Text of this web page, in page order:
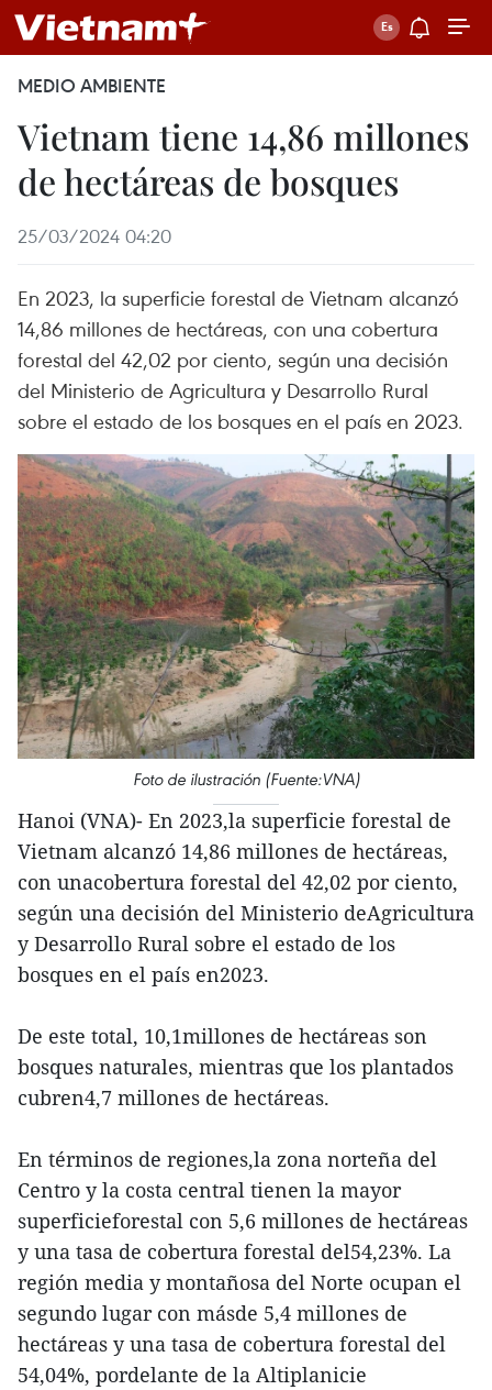
MEDIO AMBIENTE
Vietnam tiene 14,86 millones
de hectáreas de bosques
25/03/2024 04:20
En 2023, la superficie forestal de Vietnam alcanzó
14,86 millones de hectáreas, con una cobertura
forestal del 42,02 por ciento, según una decisión
del Ministerio de Agricultura y Desarrollo Rural
sobre el estado de los bosques en el país en 2023.
Foto de ilustración (Fuente:VNA)
Hanoi (VNA)- En 2023,la superficie forestal de
Vietnam alcanzó 14,86 millones de hectáreas,
con unacobertura forestal del 42,02 por ciento,
según una decisión del Ministerio deAgricultura
y Desarrollo Rural sobre el estado de los
bosques en el país en2023.
De este total, 10,1millones de hectáreas son
bosques naturales, mientras que los plantados
cubren4,7 millones de hectáreas.
En términos de regiones,la zona norteña del
Centro y la costa central tienen la mayor
superficieforestal con 5,6 millones de hectáreas
y una tasa de cobertura forestal del54,23%. La
región media y montañosa del Norte ocupan el
segundo lugar con másde 5,4 millones de
hectáreas y una tasa de cobertura forestal del
54,04%, pordelante de la Altiplanicie